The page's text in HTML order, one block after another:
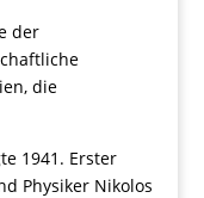
der
die
1941. Erster
Physiker Nikolos